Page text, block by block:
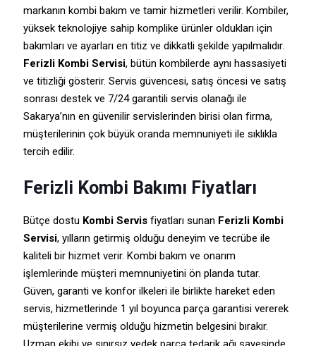
markanın kombi bakım ve tamir hizmetleri verilir. Kombiler,
yüksek teknolojiye sahip komplike ürünler oldukları için
bakımları ve ayarları en titiz ve dikkatli şekilde yapılmalıdır.
Ferizli Kombi Servisi, bütün kombilerde aynı hassasiyeti
ve titizliği gösterir. Servis güvencesi, satış öncesi ve satış
sonrası destek ve 7/24 garantili servis olanağı ile
Sakarya’nın en güvenilir servislerinden birisi olan firma,
müşterilerinin çok büyük oranda memnuniyeti ile sıklıkla
tercih edilir.
Ferizli Kombi Bakımı Fiyatları
Bütçe dostu Kombi Servis fiyatları sunan Ferizli Kombi
Servisi, yılların getirmiş olduğu deneyim ve tecrübe ile
kaliteli bir hizmet verir. Kombi bakım ve onarım
işlemlerinde müşteri memnuniyetini ön planda tutar.
Güven, garanti ve konfor ilkeleri ile birlikte hareket eden
servis, hizmetlerinde 1 yıl boyunca parça garantisi vererek
müşterilerine vermiş olduğu hizmetin belgesini bırakır.